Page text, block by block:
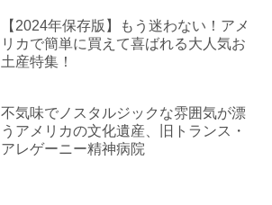
【2024年保存版】もう迷わない！アメ
リカで簡単に買えて喜ばれる大人気お
土産特集！
不気味でノスタルジックな雰囲気が漂
うアメリカの文化遺産、旧トランス・
アレゲーニー精神病院